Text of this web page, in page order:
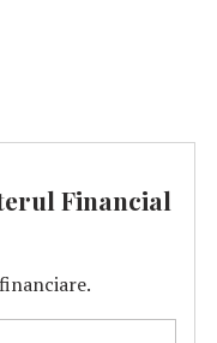
Financial